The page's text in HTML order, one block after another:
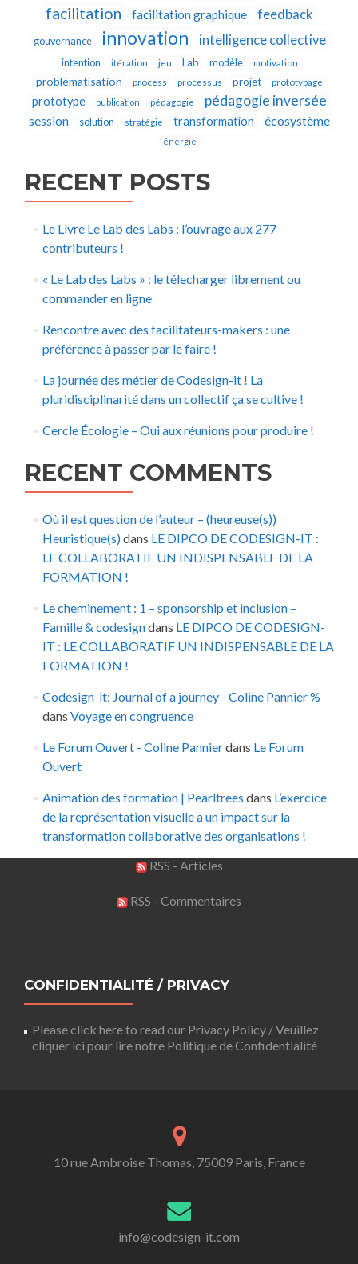
facilitation
facilitation graphique feedback
gouvernance innovation intelligence collective
intention itération jeu Lab modèle motivation
problématisation process processus projet prototypage
prototype publication pédagogie pédagogie inversée
session solution stratégie transformation écosystème
énergie
RECENT POSTS
Le Livre Le Lab des Labs : l’ouvrage aux 277
contributeurs !
« Le Lab des Labs » : le télecharger librement ou
commander en ligne
Rencontre avec des facilitateurs-makers : une
préférence à passer par le faire !
La journée des métier de Codesign-it ! La
pluridisciplinarité dans un collectif ça se cultive !
Cercle Écologie – Oui aux réunions pour produire !
RECENT COMMENTS
Où il est question de l’auteur – (heureuse(s))
Heuristique(s)dans LE DIPCO DE CODESIGN-IT :
LE COLLABORATIF UN INDISPENSABLE DE LA
FORMATION !
Le cheminement : 1 – sponsorship et inclusion –
Famille & codesigndans LE DIPCO DE CODESIGN-
IT : LE COLLABORATIF UN INDISPENSABLE DE LA
FORMATION !
Codesign-it: Journal of a journey - Coline Pannier %
dans Voyage en congruence
Le Forum Ouvert - Coline Pannierdans Le Forum
Ouvert
Animation des formation | Pearltrees dans L’exercice
de la représentation visuelle a un impact sur la
transformation collaborative des organisations !
RSS - Articles
RSS - Commentaires
CONFIDENTIALITÉ / PRIVACY
Please click here to read our Privacy Policy / Veuillez
cliquer ici pour lire notre Politique de Confidentialité
10 rue Ambroise Thomas, 75009 Paris, France
info@codesign-it.com